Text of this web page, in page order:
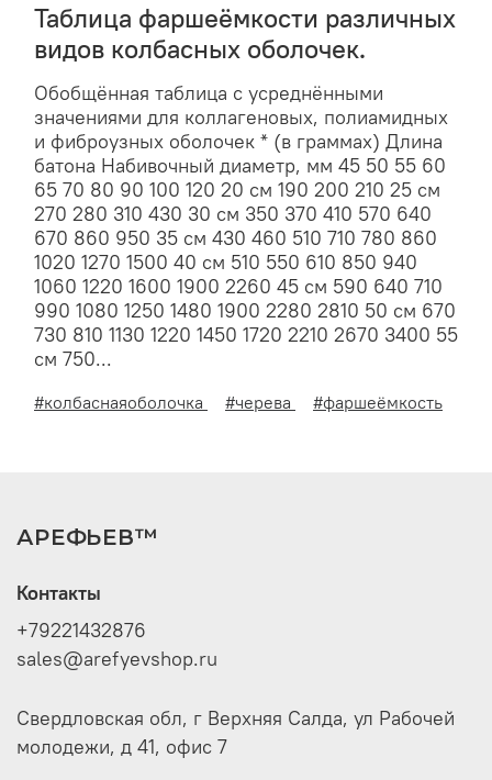
Таблица фаршеёмкости различных
видов колбасных оболочек.
Обобщённая таблица с усреднёнными
значениями для коллагеновых, полиамидных
и фиброузных оболочек * (в граммах) Длина
батона Набивочный диаметр, мм 45 50 55 60
65 70 80 90 100 120 20 см 190 200 210 25 см
270 280 310 430 30 см 350 370 410 570 640
670 860 950 35 см 430 460 510 710 780 860
1020 1270 1500 40 см 510 550 610 850 940
1060 1220 1600 1900 2260 45 см 590 640 710
990 1080 1250 1480 1900 2280 2810 50 см 670
730 810 1130 1220 1450 1720 2210 2670 3400 55
см 750...
#колбаснаяоболочка #черева #фаршеёмкость
АРЕФЬЕВ™
Контакты
+79221432876
sales@arefyevshop.ru
Свердловская обл, г Верхняя Салда, ул Рабочей
молодежи, д 41, офис 7